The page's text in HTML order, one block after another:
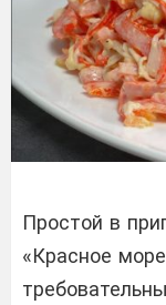
Простой в
«Красное